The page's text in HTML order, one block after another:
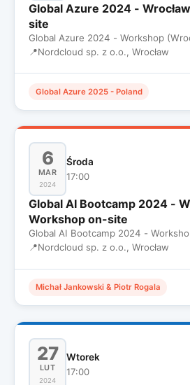
Global Azure 2024 -
site
Global Azure 2024 - Workshop
📍Nordcloud sp. z o.o., Wrocław
Global Azure 2025 - Poland
6
MAR
2024
Środa
17:00
Global AI Bootcamp 2024 -
Workshop on-site
Global AI Bootcamp 2024 -
📍Nordcloud sp. z o.o., Wrocław
Michał Jankowski & Piotr Rogala
27
LUT
2024
Wtorek
17:00